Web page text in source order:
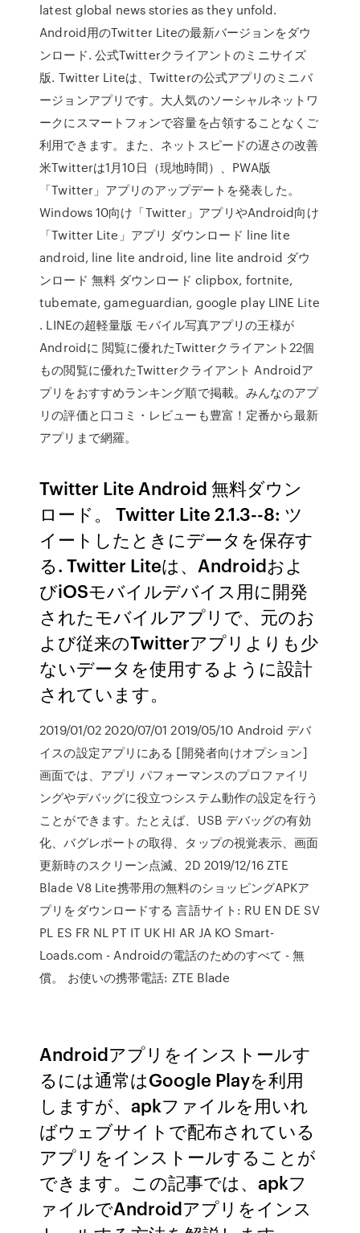
latest global news stories as they unfold.
Android用のTwitter Liteの最新バージョンをダウ
ンロード. 公式Twitterクライアントのミニサイズ
版. Twitter Liteは、Twitterの公式アプリのミニバ
ージョンアプリです。大人気のソーシャルネットワ
ークにスマートフォンで容量を占領することなくご
利用できます。また、ネットスピードの遅さの改善
米Twitterは1月10日（現地時間）、PWA版
「Twitter」アプリのアップデートを発表した。
Windows 10向け「Twitter」アプリやAndroid向け
「Twitter Lite」アプリ ダウンロード line lite
android, line lite android, line lite android ダウ
ンロード 無料 ダウンロード clipbox, fortnite,
tubemate, gameguardian, google play LINE Lite
. LINEの超軽量版 モバイル写真アプリの王様が
Androidに 閲覧に優れたTwitterクライアント22個
もの閲覧に優れたTwitterクライアント Androidア
プリをおすすめランキング順で掲載。みんなのアプ
リの評価と口コミ・レビューも豊富！定番から最新
アプリまで網羅。
Twitter Lite Android 無料ダウン
ロード。 Twitter Lite 2.1.3--8: ツ
イートしたときにデータを保存す
る. Twitter Liteは、Androidおよ
びiOSモバイルデバイス用に開発
されたモバイルアプリで、元のお
よび従来のTwitterアプリよりも少
ないデータを使用するように設計
されています。
2019/01/02 2020/07/01 2019/05/10 Android デバ
イスの設定アプリにある [開発者向けオプション]
画面では、アプリ パフォーマンスのプロファイリ
ングやデバッグに役立つシステム動作の設定を行う
ことができます。たとえば、USB デバッグの有効
化、バグレポートの取得、タップの視覚表示、画面
更新時のスクリーン点滅、2D 2019/12/16 ZTE
Blade V8 Lite携帯用の無料のショッピングAPKア
プリをダウンロードする 言語サイト: RU EN DE SV
PL ES FR NL PT IT UK HI AR JA KO Smart-
Loads.com - Androidの電話のためのすべて - 無
償。 お使いの携帯電話: ZTE Blade
Androidアプリをインストールす
るには通常はGoogle Playを利用
しますが、apkファイルを用いれ
ばウェブサイトで配布されている
アプリをインストールすることが
できます。この記事では、apkフ
ァイルでAndroidアプリをインス